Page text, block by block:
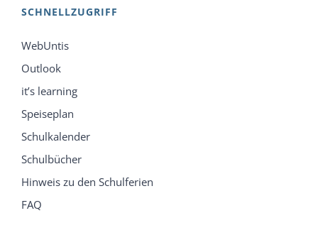
SCHNELLZUGRIFF
WebUntis
Outlook
it’s learning
Speiseplan
Schulkalender
Schulbücher
Hinweis zu den Schulferien
FAQ